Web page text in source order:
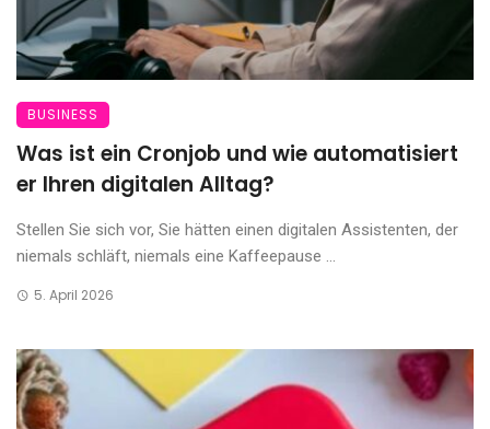
BUSINESS
Was ist ein Cronjob und wie automatisiert
er Ihren digitalen Alltag?
Stellen Sie sich vor, Sie hätten einen digitalen Assistenten, der
niemals schläft, niemals eine Kaffeepause ...
5. April 2026